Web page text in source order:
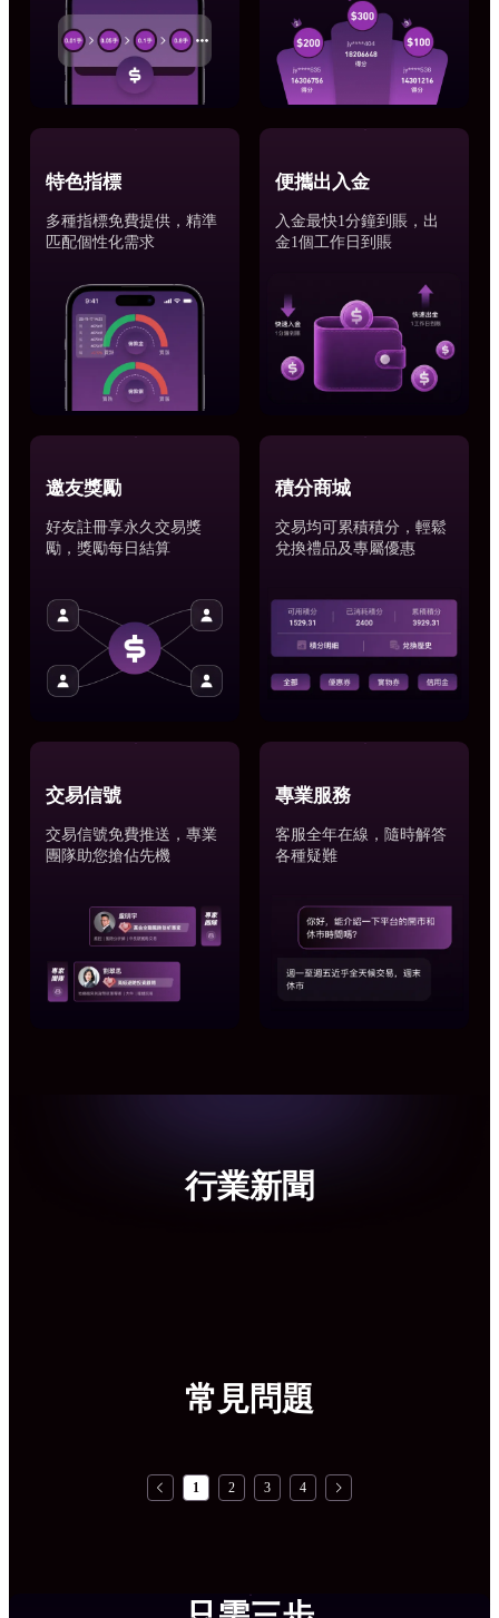
特色指標
多種指標免費提供，精準
匹配個性化需求
便攜出入金
入金最快1分鐘到賬，出
金1個工作日到賬
邀友獎勵
好友註冊享永久交易獎
勵，獎勵每日結算
積分商城
交易均可累積積分，輕鬆
兌換禮品及專屬優惠
交易信號
交易信號免費推送，專業
團隊助您搶佔先機
專業服務
客服全年在線，隨時解答
各種疑難
行業新聞
常見問題
1 2 3 4